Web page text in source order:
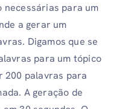
necessárias para um
a gerar um
Digamos que se
para um tópico
200 palavras para
A geração de